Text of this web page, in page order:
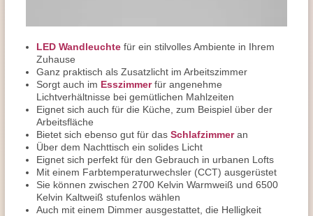
LED Wandleuchte für ein stilvolles Ambiente in Ihrem
Zuhause
Ganz praktisch als Zusatzlicht im Arbeitszimmer
Sorgt auch im Esszimmerfür angenehme
Lichtverhältnisse bei gemütlichen Mahlzeiten
Eignet sich auch für die Küche, zum Beispiel über der
Arbeitsfläche
Bietet sich ebenso gut für das Schlafzimmeran
Über dem Nachttisch ein solides Licht
Eignet sich perfekt für den Gebrauch in urbanen Lofts
Mit einem Farbtemperaturwechsler (CCT) ausgerüstet
Sie können zwischen 2700 Kelvin Warmweiß und 6500
Kelvin Kaltweiß stufenlos wählen
Auch mit einem Dimmer ausgestattet, die Helligkeit